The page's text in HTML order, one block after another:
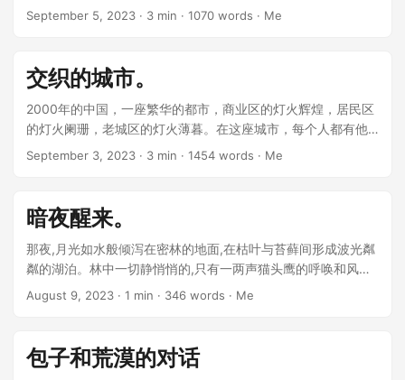
而，这个能力似乎并没有什么实际的用处。他无法像超人一样
September 5, 2023 · 3 min · 1070 words · Me
交织的城市。
2000年的中国，一座繁华的都市，商业区的灯火辉煌，居民区
的灯火阑珊，老城区的灯火薄暮。在这座城市，每个人都有他
自己的故事。 李浩，一个淹没在办公室海洋的小小白领。他低
September 3, 2023 · 3 min · 1454 words · Me
暗夜醒来。
那夜,月光如水般倾泻在密林的地面,在枯叶与苔藓间形成波光粼
粼的湖泊。林中一切静悄悄的,只有一两声猫头鹰的呼唤和风中
树叶的窃窃私语。 在月色笼罩下,一具躯体静静躺在林间的泥土
出一幅扑朔迷离的图样。 ...
August 9, 2023 · 1 min · 346 words · Me
包子和荒漠的对话